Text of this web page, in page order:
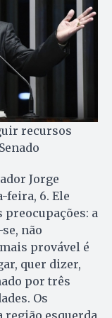
recursos
Jorge
feira, 6. Ele
a
não
provável é
quer dizer,
por três
Os